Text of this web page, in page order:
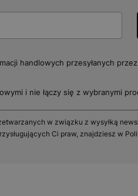
handlowych przesyłanych
i nie łączy się z wybranymi
w związku z wysyłką
Ci praw, znajdziesz w